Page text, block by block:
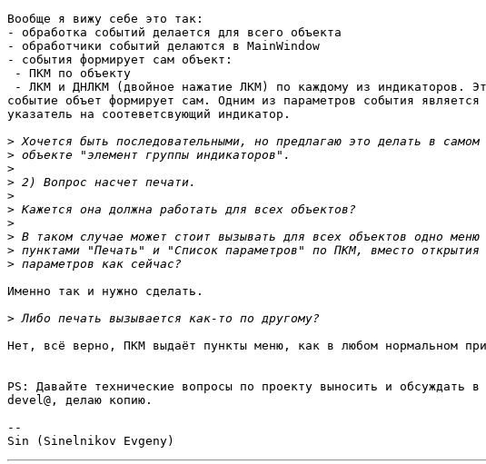
Вообще я вижу себе это так:
- обработка событий делается для всего объекта
- обработчики событий делаются в MainWindow
- события формирует сам объект:
- ПКМ по объекту
- ЛКМ и ДНЛКМ (двойное нажатие ЛКМ) по каждому из индикаторов.
событие объет формирует сам. Одним из параметров события является
указатель на соотеветсвующий индикатор.
>
>
>
>
>
>
>
>
>
>
Именно так и нужно сделать.
>
Нет, всё верно, ПКМ выдаёт пункты меню, как в любом нормальном
PS: Давайте технические вопросы по проекту выносить и обсуждать в
devel@, делаю копию.
--